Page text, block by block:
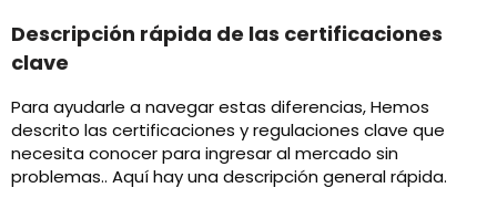
Descripción rápida de las certificaciones
clave
Para ayudarle a navegar estas diferencias, Hemos
descrito las certificaciones y regulaciones clave que
necesita conocer para ingresar al mercado sin
problemas.. Aquí hay una descripción general rápida.